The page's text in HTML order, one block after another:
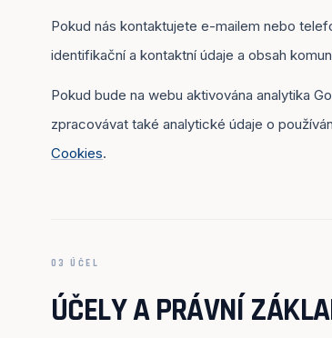
Pokud nás kontaktujete e-mailem nebo
identifikační a kontaktní údaje a obsah
Pokud bude na webu aktivována analytika
zpracovávat také analytické údaje o
Cookies.
03 ÚČEL
ÚČELY A PRÁVNÍ